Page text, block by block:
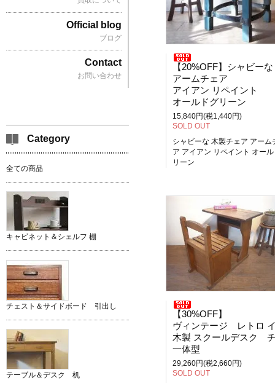
【20%OFF】シャビーな 木製チェア
アームチェア
アイアン リペイント
オールドグリーン
15,840円(税1,440円)
SOLD OUT
シャビーな 木製チェア アーム
ア アイアン リペイント オー
リーン
【30%OFF】
ヴィンテージ レトロ イギリス
木製 スクールデスク チェ
一体型
29,260円(税2,660円)
SOLD OUT
Official blog
ブログ
Contact
お問い合わせ
Category
全ての商品
キャビネット＆シェルフ 棚
チェスト＆サイドボード 引出し
テーブル＆デスク 机